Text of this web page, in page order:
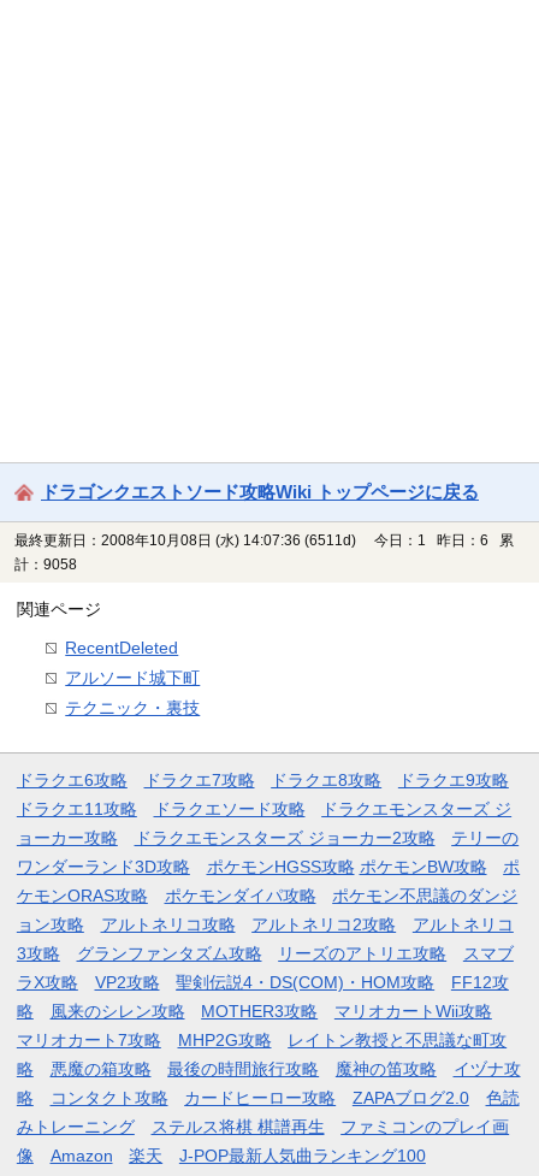
ドラゴンクエストソード攻略Wiki トップページに戻る
最終更新日：2008年10月08日 (水) 14:07:36 (6511d)
今日：1 昨日：6 累
計：9058
関連ページ
RecentDeleted
アルソード城下町
テクニック・裏技
ドラクエ6攻略 ドラクエ7攻略 ドラクエ8攻略
ドラクエ9攻略
ドラクエ11攻略
ドラクエソード攻略
ドラクエモンスターズ ジ
ョーカー攻略
ドラクエモンスターズ ジョーカー2攻略
テリーの
ワンダーランド3D攻略
ポケモンHGSS攻略 ポケモンBW攻略
ポ
ケモンORAS攻略
ポケモンダイパ攻略
ポケモン不思議のダンジ
ョン攻略
アルトネリコ攻略 アルトネリコ2攻略
アルトネリコ
3攻略
グランファンタズム攻略 リーズのアトリエ攻略
スマブ
ラX攻略
VP2攻略 聖剣伝説4・DS(COM)・HOM攻略
FF12攻
略
風来のシレン攻略 MOTHER3攻略
マリオカートWii攻略
マリオカート7攻略
MHP2G攻略
レイトン教授と不思議な町攻
略
悪魔の箱攻略 最後の時間旅行攻略 魔神の笛攻略
イヅナ攻
略
コンタクト攻略 カードヒーロー攻略 ZAPAブログ2.0
色読
みトレーニング
ステルス将棋 棋譜再生
ファミコンのプレイ画
像
Amazon 楽天 J-POP最新人気曲ランキング100